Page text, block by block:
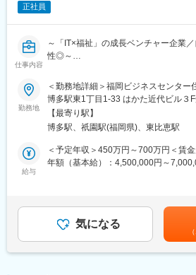
に働きやすい環境が整っております。
間で入社した新卒の離職率は6％と非
■研修制度：入社後1週間、本社で研
先においても、国家資格をもった先輩
OJTを行いながら実務を覚えて頂きま
ます。さらにレベルアップしたい方に
社が費用負担します。3ヶ月に1度はフ
で本社研修を実施し、資格取得につ
経験・無資格であっても安心できる研
正社員
仕事内容
～「IT×福祉」の成長ベンチャー企業
性◎～
■概要：
当社はPC業務を行う障がい者支援施設
フラ構築やセキュリティマネジメント
集しています。
「IT×福祉」という新しい領域で、社会
りがいのあるお仕事です。私たちは福
取り入れたり、業務のDX化を全力で進
・全国の障がい者支援施設のネットワ
・クラウドサービスを活用したサーバ
勤務地
＜勤務地詳細＞福岡ビジネスセンター
博多駅東1丁目1-33 はかた近代ビル３
煙変更の範囲：会社の定める事業所（
【最寄り駅】
博多駅、祇園駅(福岡県)、東比恵駅
給与
＜予定年収＞450万円～700万円＜賃
年額（基本給）：4,500,000円～
安の金額であり、選考を通じて上下す
(月額)は固定手当を含めた表記です。
気になる